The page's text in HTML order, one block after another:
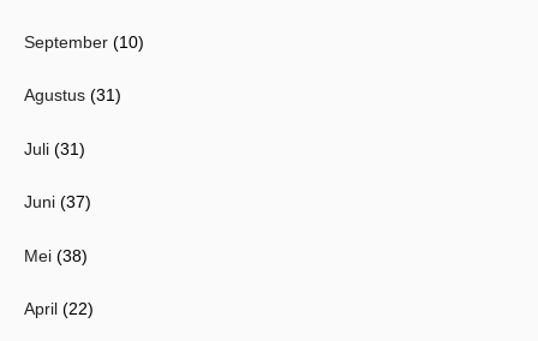
September (10)
Agustus (31)
Juli (31)
Juni (37)
Mei (38)
April (22)